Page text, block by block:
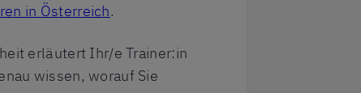
in Österreich.
erläutert Ihr/e Trainer:in
wissen, worauf Sie